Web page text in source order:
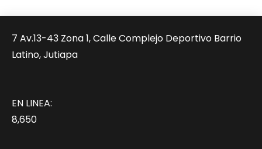
7 Av.13-43 Zona 1, Calle Complejo Deportivo Barrio
Latino, Jutiapa
EN LINEA:
8,650